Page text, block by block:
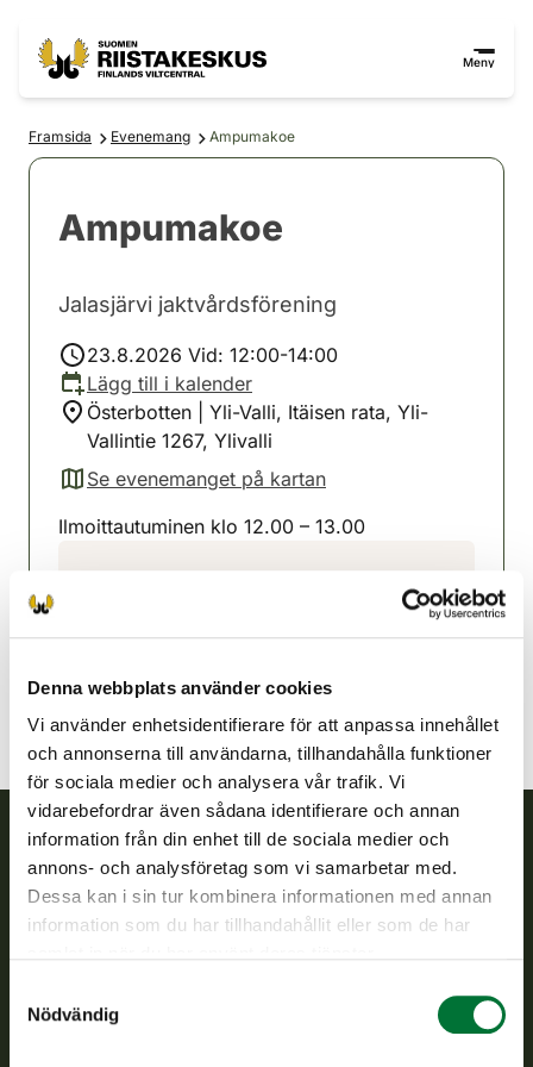
Denna webbplats använder cookies
Vi använder enhetsidentifierare för att anpassa innehållet
och annonserna till användarna, tillhandahålla funktioner
för sociala medier och analysera vår trafik. Vi
vidarebefordrar även sådana identifierare och annan
information från din enhet till de sociala medier och
annons- och analysföretag som vi samarbetar med.
Dessa kan i sin tur kombinera informationen med annan
information som du har tillhandahållit eller som de har
Nödvändig
Meny
Framsida Evenemang Ampumakoe
Ampumakoe
Jalasjärvi jaktvårdsförening
23.8.2026 Vid: 12:00-14:00
Lägg till i kalender
Österbotten | Yli-Valli, Itäisen rata, Yli-
Vallintie 1267, Ylivalli
Se evenemanget på kartan
(avautuu uuteen välilehteen)
Ilmoittautuminen klo 12.00 – 13.00
jalasjarvi@rhy.riista.fi
Finlands viltcentral
Finlands viltcentral främjar en hållbar vilthushållning, stöder
som föreskrivs.